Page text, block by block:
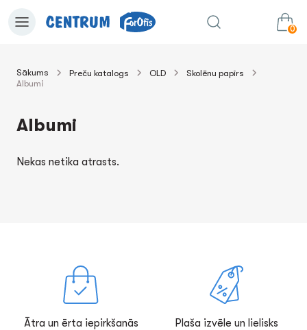
0
Sākums Preču katalogs OLD
Skolēnu papīrs
Albumi
Albumi
Nekas netika atrasts.
Ātra un ērta iepirkšanās
Plaša izvēle un lielisks